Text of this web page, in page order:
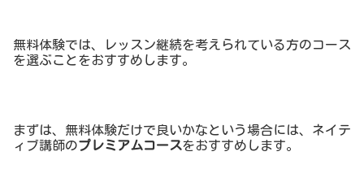
無料体験では、レッスン継続を考えられている方のコース
を選ぶことをおすすめします。
まずは、無料体験だけで良いかなという場合には、ネイテ
ィブ講師のプレミアムコースをおすすめします。